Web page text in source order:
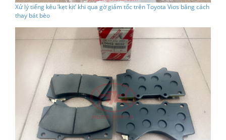
Xử lý tiếng kêu ’kẹt kịt’ khi qua gờ giảm tốc trên Toyota Vios bằng cách
thay bát bèo